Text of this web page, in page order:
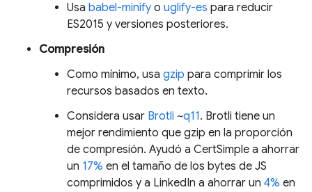
Usa babel-minify o uglify-es para reducir
ES2015 y versiones posteriores.
Compresión
Como mínimo, usa gzip para comprimir los
recursos basados en texto.
Considera usar Brotli ~q11. Brotli tiene un
mejor rendimiento que gzip en la proporción
de compresión. Ayudó a CertSimple a ahorrar
un 17% en el tamaño de los bytes de JS
comprimidos y a LinkedIn a ahorrar un 4% en